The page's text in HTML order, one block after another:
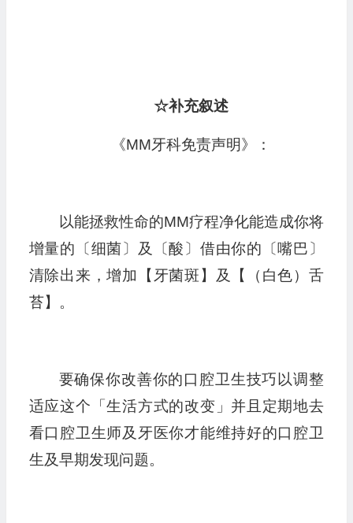
☆补充叙述
《MM牙科免责声明》：
以能拯救性命的MM疗程净化能造成你将
增量的〔细菌〕及〔酸〕借由你的〔嘴巴〕
清除出来，增加【牙菌斑】及【（白色）舌
苔】。
要确保你改善你的口腔卫生技巧以调整
适应这个「生活方式的改变」并且定期地去
看口腔卫生师及牙医你才能维持好的口腔卫
生及早期发现问题。